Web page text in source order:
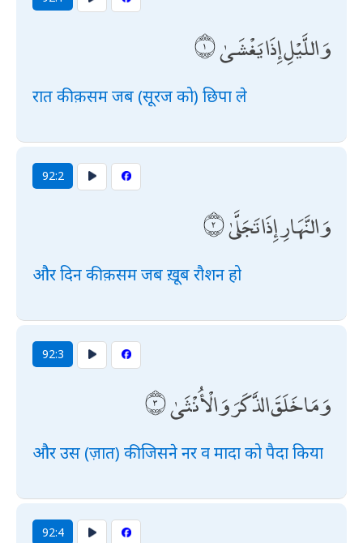
وَاللَّيْلِ إِذَا يَغْشَىٰ
रात की क़सम जब (सूरज को) छिपा ले
92:2
وَالنَّهَارِ إِذَا تَجَلَّىٰ
और दिन की क़सम जब ख़ूब रौशन हो
92:3
وَمَا خَلَقَ الذَّكَرَ وَالْأُنْثَىٰ
और उस (ज़ात) की जिसने नर व मादा को पैदा किया
92:4